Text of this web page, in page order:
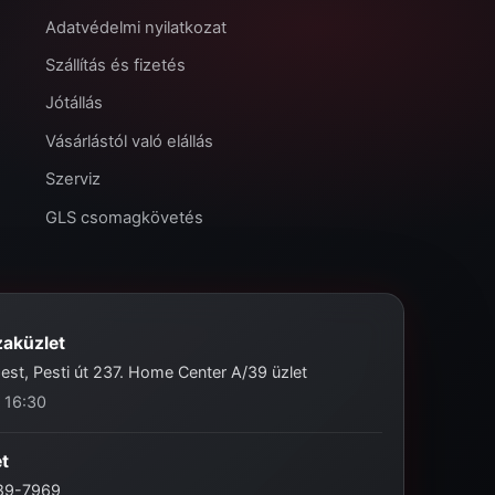
Adatvédelmi nyilatkozat
Szállítás és fizetés
Jótállás
Vásárlástól való elállás
Szerviz
GLS csomagkövetés
Pesti út 237. Home Center A/39 üzlet
7969